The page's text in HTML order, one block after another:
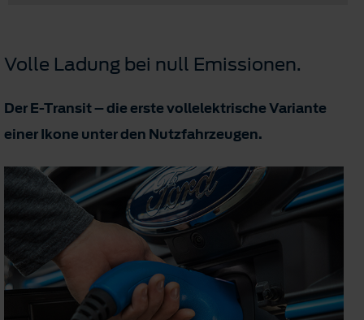
Volle Ladung bei null Emissionen.
Der E-Transit – die erste vollelektrische Variante
einer Ikone unter den Nutzfahrzeugen.